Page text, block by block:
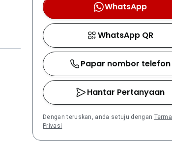
WhatsApp
WhatsApp QR
Papar nombor telefon
Hantar Pertanyaan
Dengan teruskan, anda setuju dengan Terma
Privasi